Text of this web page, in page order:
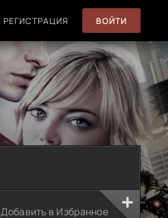
РЕГИСТРАЦИЯ ВОЙТИ
Добавить в Избранное